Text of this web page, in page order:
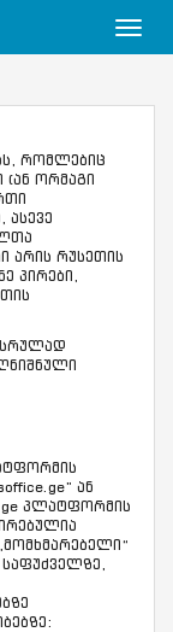
რომლებიც
(ან ორმაგი
ასევე
არის რუსეთის
პირები,
სრულად
ან
პლატფორმის
საფუძველზე,